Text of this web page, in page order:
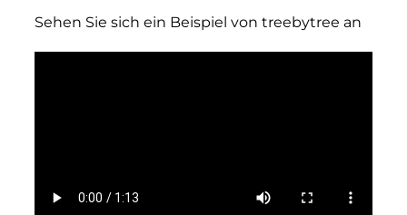
Sehen Sie sich ein Beispiel von treebytree an